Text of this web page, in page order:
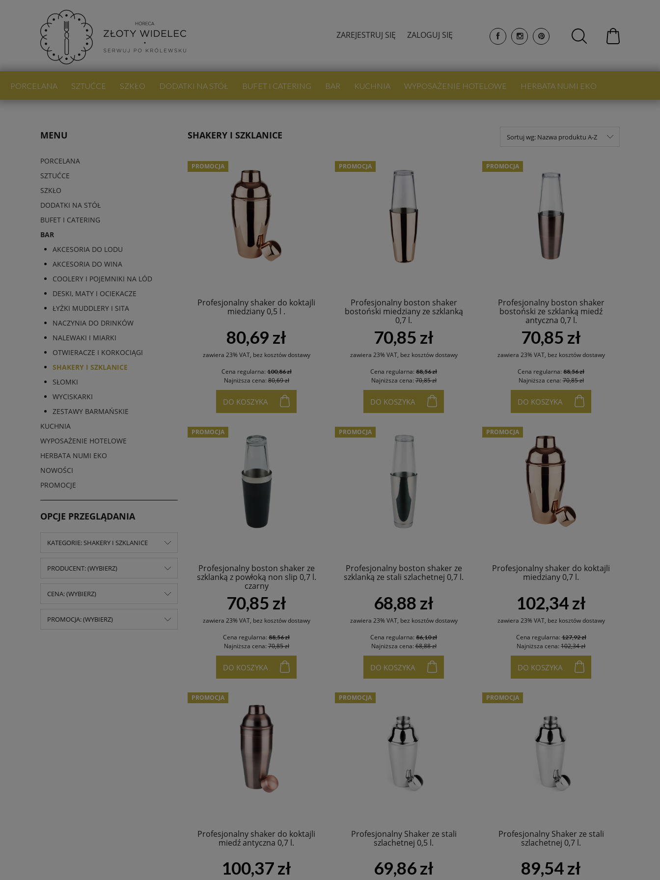
ZAREJESTRUJ SIĘ ZALOGUJ SIĘ
PORCELANA SZTUĆCE SZKŁO DODATKI NA STÓŁ BUFET I CATERING BAR KUCHNIA WYPOSAŻENIE HOTELOWE HERBATA NUMI EKO
MENU
PORCELANA
SZTUĆCE
SZKŁO
DODATKI NA STÓŁ
BUFET I CATERING
BAR
AKCESORIA DO LODU
AKCESORIA DO WINA
COOLERY I POJEMNIKI NA LÓD
DESKI, MATY I OCIEKACZE
ŁYŻKI MUDDLERY I SITA
NACZYNIA DO DRINKÓW
NALEWAKI I MIARKI
OTWIERACZE I KORKOCIĄGI
SHAKERY I SZKLANICE
SŁOMKI
WYCISKARKI
ZESTAWY BARMAŃSKIE
KUCHNIA
WYPOSAŻENIE HOTELOWE
HERBATA NUMI EKO
NOWOŚCI
PROMOCJE
OPCJE PRZEGLĄDANIA
KATEGORIE: SHAKERY I SZKLANICE
PRODUCENT: (WYBIERZ)
CENA: (WYBIERZ)
PROMOCJA: (WYBIERZ)
SHAKERY I SZKLANICE Sortuj wg: Nazwa produktu A-Z
Profesjonalny shaker do koktajli
miedziany 0,5 l .
80,69 zł
zawiera 23% VAT, bez kosztów dostawy
Cena regularna:100,86 zł
Najniższa cena:80,69 zł
DO KOSZYKA
PROMOCJA
Profesjonalny boston shaker
bostoński miedziany ze szklanką
0,7 l.
70,85 zł
zawiera 23% VAT, bez kosztów dostawy
Cena regularna: 88,56 zł
Najniższa cena:70,85 zł
DO KOSZYKA
PROMOCJA
Profesjonalny boston shaker
bostoński ze szklanką miedź
antyczna 0,7 l.
70,85 zł
zawiera 23% VAT, bez kosztów dostawy
Cena regularna: 88,56 zł
Najniższa cena:70,85 zł
DO KOSZYKA
PROMOCJA
Profesjonalny boston shaker ze
szklanką z powłoką non slip 0,7 l.
czarny
70,85 zł
zawiera 23% VAT, bez kosztów dostawy
Cena regularna: 88,56 zł
Najniższa cena:70,85 zł
DO KOSZYKA
PROMOCJA
Profesjonalny boston shaker ze
szklanką ze stali szlachetnej 0,7 l.
68,88 zł
zawiera 23% VAT, bez kosztów dostawy
Cena regularna: 86,10 zł
Najniższa cena:68,88 zł
DO KOSZYKA
PROMOCJA
Profesjonalny shaker do koktajli
miedziany 0,7 l.
102,34 zł
zawiera 23% VAT, bez kosztów dostawy
Cena regularna:127,92 zł
Najniższa cena: 102,34 zł
DO KOSZYKA
PROMOCJA
Profesjonalny shaker do koktajli
miedź antyczna 0,7 l.
100,37 zł
PROMOCJA
Profesjonalny Shaker ze stali
szlachetnej 0,5 l.
69,86 zł
PROMOCJA
Profesjonalny Shaker ze stali
szlachetnej 0,7 l.
89,54 zł
PROMOCJA